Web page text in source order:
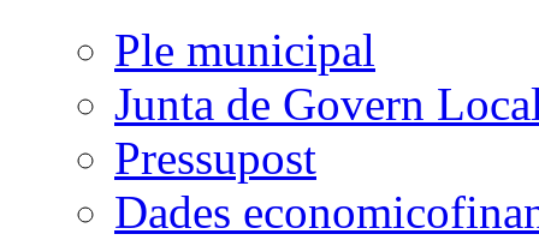
Ple municipal
Junta de Govern
Pressupost
Dades